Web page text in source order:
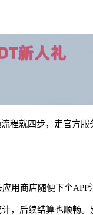
程就四步，走官方
用商店随便下个APP
，后续结算也顺畅